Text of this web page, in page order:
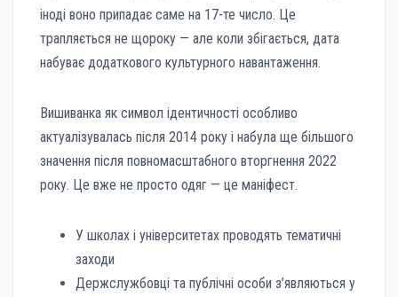
іноді воно припадає саме на 17-те число. Це
трапляється не щороку — але коли збігається, дата
набуває додаткового культурного навантаження.
Вишиванка як символ ідентичності особливо
актуалізувалась після 2014 року і набула ще більшого
значення після повномасштабного вторгнення 2022
року. Це вже не просто одяг — це маніфест.
У школах і університетах проводять тематичні
заходи
Держслужбовці та публічні особи з’являються у